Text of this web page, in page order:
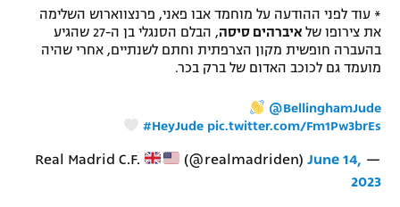
* עוד לפני ההודעה על מוחמד אבו פאני, פרנצווארוש השלימה
את צירופו של איברהים סיסה
, הבלם הסנגלי בן ה-27 שהגיע
בהעברה חופשית מקון הצרפתית וחתם לשנתיים, אחרי שהיה
מועמד גם לכוכב האדום של ברק בכר.
@BellinghamJude
#HeyJude pic.twitter.com/Fm1Pw3brEs
— Real Madrid C.F.
(@realmadriden) June 14,
2023